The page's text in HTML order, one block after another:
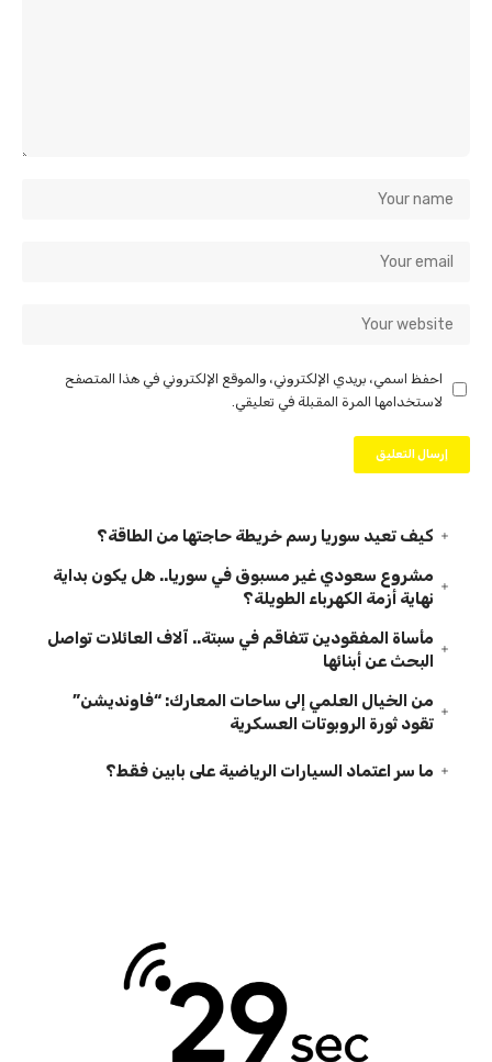
احفظ اسمي، بريدي الإلكتروني، والموقع الإلكتروني في هذا المتصفح
لاستخدامها المرة المقبلة في تعليقي.
كيف تعيد سوريا رسم خريطة حاجتها من الطاقة؟
مشروع سعودي غير مسبوق في سوريا.. هل يكون بداية
نهاية أزمة الكهرباء الطويلة؟
مأساة المفقودين تتفاقم في سبتة.. آلاف العائلات تواصل
البحث عن أبنائها
من الخيال العلمي إلى ساحات المعارك: “فاونديشن”
تقود ثورة الروبوتات العسكرية
ما سر اعتماد السيارات الرياضية على بابين فقط؟